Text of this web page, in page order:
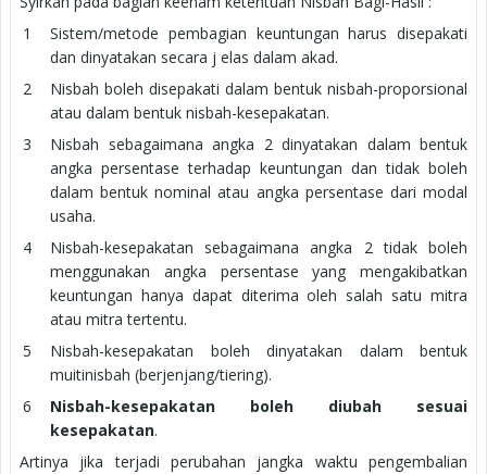
Sistem/metode pembagian keuntungan harus disepakati
dan dinyatakan secara j elas dalam akad.
Nisbah boleh disepakati dalam bentuk nisbah-proporsional
atau dalam bentuk nisbah-kesepakatan.
Nisbah sebagaimana angka 2 dinyatakan dalam bentuk
angka persentase terhadap keuntungan dan tidak boleh
dalam bentuk nominal atau angka persentase dari modal
usaha.
Nisbah-kesepakatan sebagaimana angka 2 tidak boleh
menggunakan angka persentase yang mengakibatkan
keuntungan hanya dapat diterima oleh salah satu mitra
atau mitra tertentu.
Nisbah-kesepakatan boleh dinyatakan dalam bentuk
muitinisbah (berjenjang/tiering).
Nisbah-kesepakatan boleh diubah sesuai
kesepakatan.
Artinya jika terjadi perubahan jangka waktu pengembalian